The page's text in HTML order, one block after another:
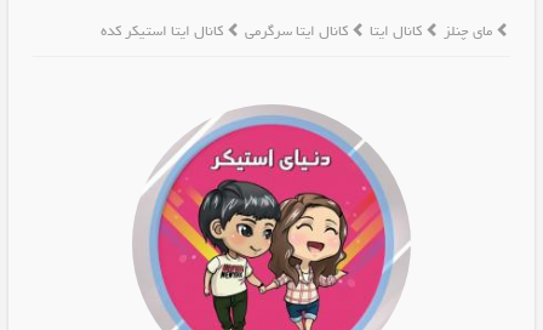
مای چنلز کانال ایتا کانال ایتا سرگرمی کانال ایتا استیکر کده